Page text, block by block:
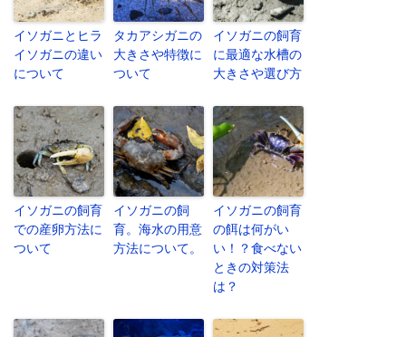
イソガニとヒラ
イソガニの違い
について
タカアシガニの
大きさや特徴に
ついて
イソガニの飼育
に最適な水槽の
大きさや選び方
イソガニの飼育
での産卵方法に
ついて
イソガニの飼
育。海水の用意
方法について。
イソガニの飼育
の餌は何がい
い！？食べない
ときの対策法
は？